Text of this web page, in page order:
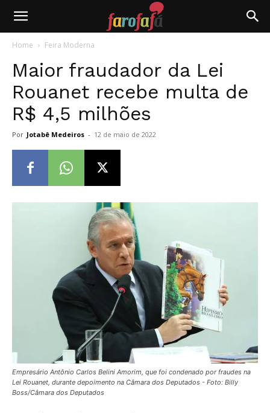
Farofafá
Home Feira Moderna
Maior fraudador da Lei
Rouanet recebe multa de
R$ 4,5 milhões
Por Jotabê Medeiros - 12 de maio de 2022
Empresário Antônio Carlos Belini Amorim, que foi condenado por fraudes na
Lei Rouanet, durante depoimento na Câmara dos Deputados - Foto: Billy
Boss/Câmara dos Deputados